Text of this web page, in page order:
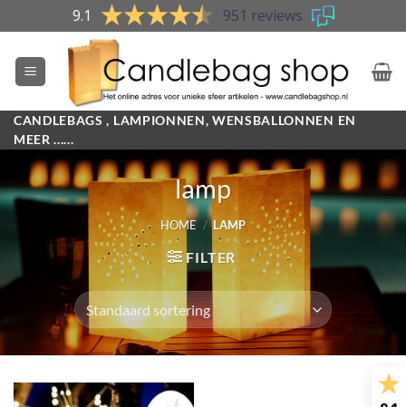
to
content
9.1 951 reviews
CANDLEBAGS , LAMPIONNEN, WENSBALLONNEN EN
MEER ......
lamp
HOME / LAMP
FILTER